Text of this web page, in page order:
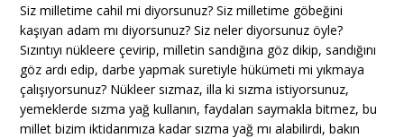
Siz milletime cahil mi diyorsunuz? Siz milletime göbeğini
kaşıyan adam mı diyorsunuz? Siz neler diyorsunuz öyle?
Sızıntıyı nükleere çevirip, milletin sandığına göz dikip, sandığını
göz ardı edip, darbe yapmak suretiyle hükümeti mi yıkmaya
çalışıyorsunuz? Nükleer sızmaz, illa ki sızma istiyorsunuz,
yemeklerde sızma yağ kullanın, faydaları saymakla bitmez, bu
millet bizim iktidarımıza kadar sızma yağ mı alabilirdi, bakın